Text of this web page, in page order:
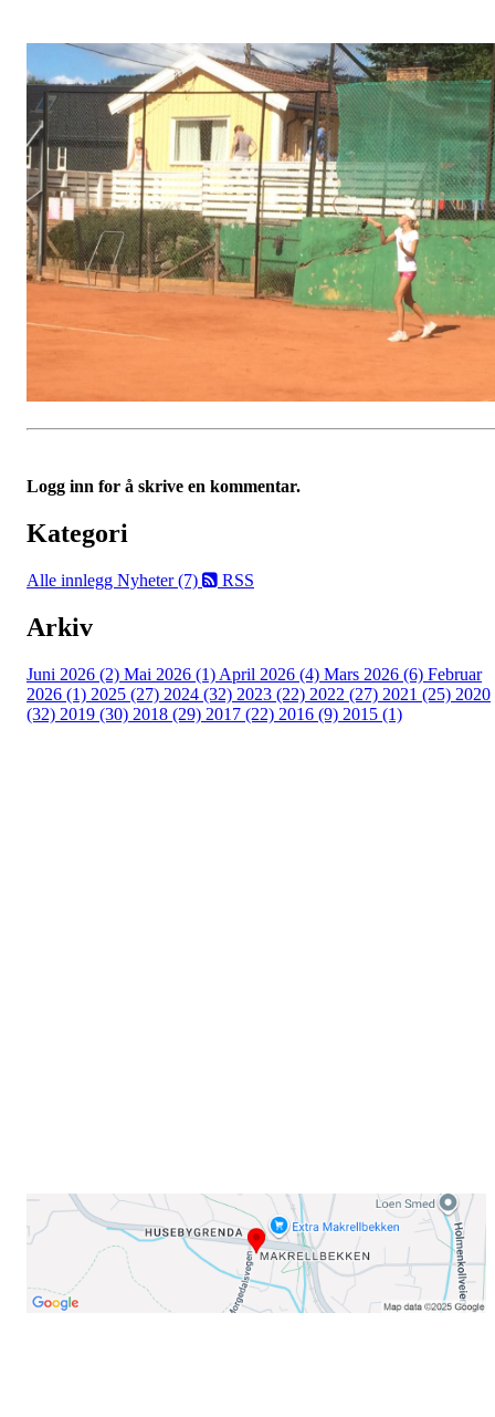
Logg inn for å skrive en kommentar.
Kategori
Alle innlegg Nyheter (7) RSS
Arkiv
Juni 2026 (2) Mai 2026 (1) April 2026 (4) Mars 2026 (6) Februar
2026 (1) 2025 (27) 2024 (32) 2023 (22) 2022 (27) 2021 (25) 2020
(32) 2019 (30) 2018 (29) 2017 (22) 2016 (9) 2015 (1)